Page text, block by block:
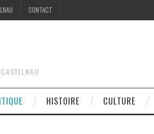
CONTACT
HISTOIRE CULTURE